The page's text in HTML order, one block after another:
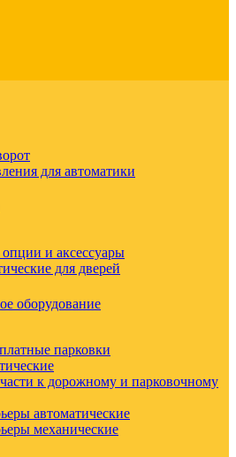
для автоматики
и аксессуары
для дверей
оборудование
парковки
к дорожному и парковочному
автоматические
механические